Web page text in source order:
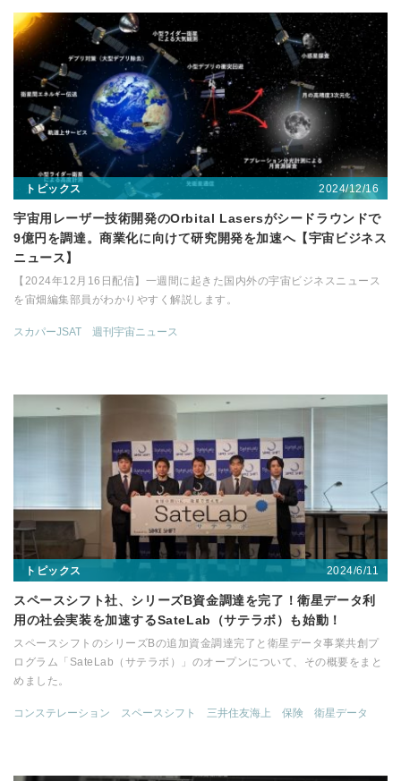
トピックス 2024/12/16
宇宙用レーザー技術開発のOrbital Lasersがシードラウンドで
9億円を調達。商業化に向けて研究開発を加速へ【宇宙ビジネス
ニュース】
【2024年12月16日配信】一週間に起きた国内外の宇宙ビジネスニュース
を宙畑編集部員がわかりやすく解説します。
スカパーJSAT 週刊宇宙ニュース
トピックス 2024/6/11
スペースシフト社、シリーズB資金調達を完了！衛星データ利
用の社会実装を加速するSateLab（サテラボ）も始動！
スペースシフトのシリーズBの追加資金調達完了と衛星データ事業共創プ
ログラム「SateLab（サテラボ）」のオープンについて、その概要をまと
めました。
コンステレーション スペースシフト 三井住友海上 保険 衛星データ